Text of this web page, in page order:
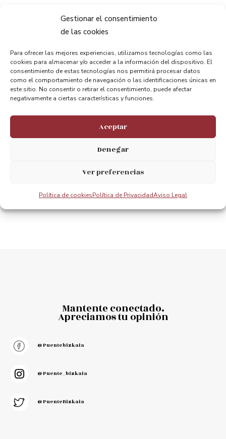
Gestionar el consentimiento
de las cookies
Para ofrecer las mejores experiencias, utilizamos tecnologías como las
cookies para almacenar y/o acceder a la información del dispositivo. El
consentimiento de estas tecnologías nos permitirá procesar datos
como el comportamiento de navegación o las identificaciones únicas en
este sitio. No consentir o retirar el consentimiento, puede afectar
negativamente a ciertas características y funciones.
Aceptar
Denegar
Ver preferencias
Política de cookiesPolítica de PrivacidadAviso Legal
Compartir:
Bidaiak belaontzian itsasadarrean zehar
Mantente conectado.
Apreciamos tu opinión
@puentebizkaia
@puente_bizkaia
@PuenteBizkaia